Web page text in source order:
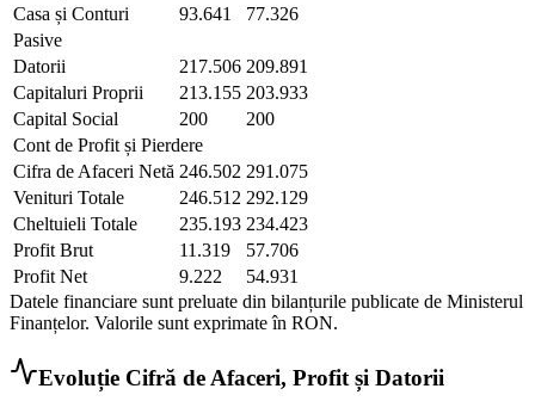
Casa și Conturi
93.641
77.326
Pasive
Datorii
217.506 209.891
Capitaluri Proprii
213.155 203.933
Capital Social
200
200
Cont de Profit și Pierdere
Cifra de Afaceri Netă 246.502 291.075
Venituri Totale
246.512 292.129
Cheltuieli Totale
235.193 234.423
Profit Brut
11.319
57.706
Profit Net
9.222
54.931
Datele financiare sunt preluate din bilanțurile publicate de Ministerul
Finanțelor. Valorile sunt exprimate în RON.
Evoluție Cifră de Afaceri, Profit și Datorii